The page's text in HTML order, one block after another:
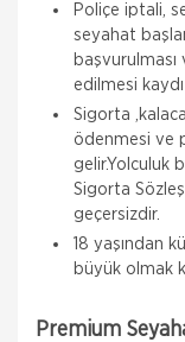
Poliçe iptali,
seyahat
edilmesi
Sigorta
ödenmesi ve
gelir.Yolculuk
Sigorta
geçersizdir.
18 yaşından
büyük olmak
Premium